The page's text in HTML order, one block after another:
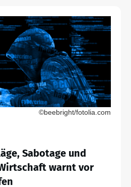
©beebright/fotolia.com
Sabotage und
warnt vor